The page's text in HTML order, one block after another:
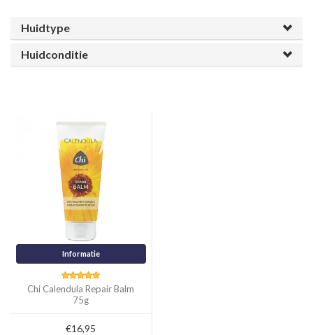
Huidtype
Huidconditie
Informatie
Chi Calendula Repair Balm
75g
€16,95